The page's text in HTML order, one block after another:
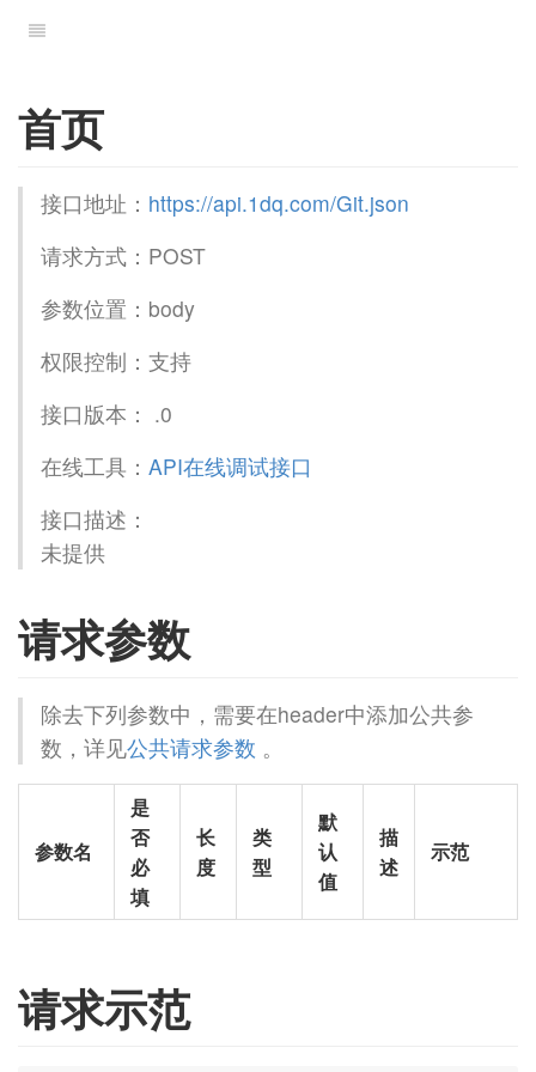
首页
接口地址： https://api.1dq.com/Git.json
请求方式：POST
参数位置：body
权限控制：支持
接口版本： .0
在线工具： API在线调试接口
接口描述：
未提供
请求参数
除去下列参数中，需要在header中添加公共参
数，详见公共请求参数 。
参数名
是
否
必
填
长
度
类
型
默
认
值
描
述
示范
请求示范